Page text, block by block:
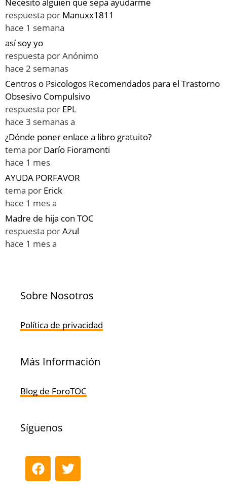
Necesito alguien que sepa ayudarme
respuesta por Manuxx1811
hace 1 semana
así soy yo
respuesta porAnónimo
hace 2 semanas
Centros o Psicologos Recomendados para el Trastorno
Obsesivo Compulsivo
respuesta por EPL
hace 3 semanas a
¿Dónde poner enlace a libro gratuito?
tema por Darío Fioramonti
hace 1 mes
AYUDA PORFAVOR
tema por Erick
hace 1 mes a
Madre de hija con TOC
respuesta porAzul
hace 1 mes a
Sobre Nosotros
Política de privacidad
Más Información
Blog de ForoTOC
Síguenos